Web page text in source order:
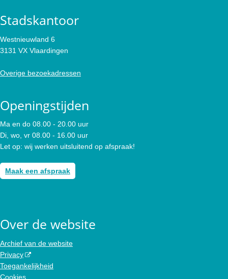
Stadskantoor
Westnieuwland 6
3131 VX Vlaardingen
Overige bezoekadressen
Openingstijden
Ma en do 08.00 - 20.00 uur
Di, wo, vr 08.00 - 16.00 uur
Let op: wij werken uitsluitend op afspraak!
Maak een afspraak
Over de website
Archief van de website
Privacy
Toegankelijkheid
Cookies